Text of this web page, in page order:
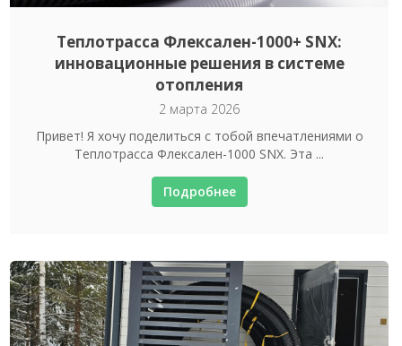
Теплотрасса Флексален-1000+ SNX:
инновационные решения в системе
отопления
2 марта 2026
Привет! Я хочу поделиться с тобой впечатлениями о
Теплотрасса Флексален-1000 SNX. Эта ...
Подробнее